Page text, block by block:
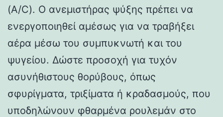
(A/C). Ο ανεμιστήρας ψύξης πρέπει να
ενεργοποιηθεί αμέσως για να τραβήξει
αέρα μέσω του συμπυκνωτή και του
ψυγείου. Δώστε προσοχή για τυχόν
ασυνήθιστους θορύβους, όπως
σφυρίγματα, τριξίματα ή κραδασμούς, που
υποδηλώνουν φθαρμένα ρουλεμάν στο